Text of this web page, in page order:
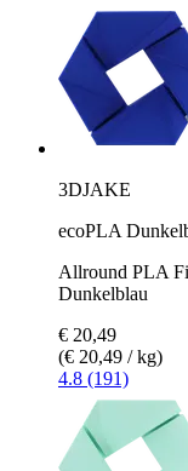
3DJAKE
ecoPLA
Allround PLA
Dunkelblau
€ 20,49
(€ 20,49 / kg)
4.8 (191)